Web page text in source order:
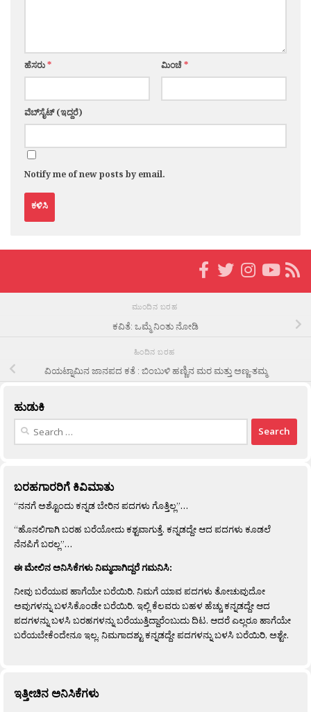
ಹೆಸರು* ಮಿಂಚೆ*
ವೆಬ್‌ಸೈಟ್ (ಇದ್ದರೆ)
Notify me of new posts by email.
ಮುಂದಿನ ಬರಹ
ಕವಿತೆ: ಒಮ್ಮೆ ನಿಂತು ನೋಡಿ
ಹಿಂದಿನ ಬರಹ
ವಿಯಟ್ನಾಮಿನ ಜಾನಪದ ಕತೆ : ಬಿಂಬುಳಿ ಹಣ್ಣಿನ ಮರ ಮತ್ತು ಅಣ್ಣ-ತಮ್ಮ
ಹುಡುಕಿ
Search
ಬರಹಗಾರರಿಗೆ ಕಿವಿಮಾತು
“ನನಗೆ ಅಶ್ಟೊಂದು ಕನ್ನಡ ಬೇರಿನ ಪದಗಳು ಗೊತ್ತಿಲ್ಲ”…
“ಹೊನಲಿಗಾಗಿ ಬರಹ ಬರೆಯೋದು ಕಶ್ಟವಾಗುತ್ತೆ. ಕನ್ನಡದ್ದೇ ಆದ ಪದಗಳು ಕೂಡಲೆ
ನೆನಪಿಗೆ ಬರಲ್ಲ”…
ಈ ಮೇಲಿನ ಅನಿಸಿಕೆಗಳು ನಿಮ್ಮದಾಗಿದ್ದರೆ ಗಮನಿಸಿ:
ನೀವು ಬರೆಯುವ ಹಾಗೆಯೇ ಬರೆಯಿರಿ. ನಿಮಗೆ ಯಾವ ಪದಗಳು ತೋಚುವುದೋ
ಅವುಗಳನ್ನು ಬಳಸಿಕೊಂಡೇ ಬರೆಯಿರಿ. ಇಲ್ಲಿ ಕೆಲವರು ಬಹಳ ಹೆಚ್ಚು ಕನ್ನಡದ್ದೇ ಆದ
ಪದಗಳನ್ನು ಬಳಸಿ ಬರಹಗಳನ್ನು ಬರೆಯುತ್ತಿದ್ದಾರೆಂಬುದು ದಿಟ. ಆದರೆ ಎಲ್ಲರೂ ಹಾಗೆಯೇ
ಬರೆಯಬೇಕೆಂದೇನೂ ಇಲ್ಲ. ನಿಮಗಾದಶ್ಟು ಕನ್ನಡದ್ದೇ ಪದಗಳನ್ನು ಬಳಸಿ ಬರೆಯಿರಿ, ಅಶ್ಟೇ.
ಇತ್ತೀಚಿನ ಅನಿಸಿಕೆಗಳು